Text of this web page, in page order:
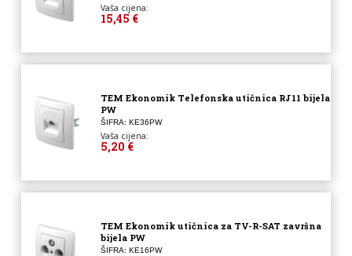
Vaša cijena:
15,45 €
TEM Ekonomik Telefonska utičnica RJ11 bijela
PW
ŠIFRA: KE36PW
Vaša cijena:
5,20 €
TEM Ekonomik utičnica za TV-R-SAT završna
bijela PW
ŠIFRA: KE16PW